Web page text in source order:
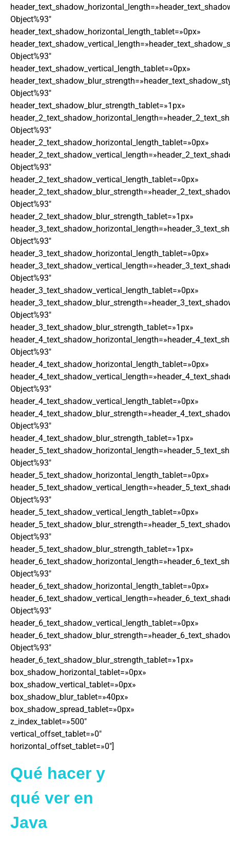
Object%93″
header_text_shadow_horizontal_length_tablet=»0px»
Object%93″
header_text_shadow_vertical_length_tablet=»0px»
Object%93″
header_text_shadow_blur_strength_tablet=»1px»
Object%93″
header_2_text_shadow_horizontal_length_tablet=»0px»
Object%93″
header_2_text_shadow_vertical_length_tablet=»0px»
Object%93″
header_2_text_shadow_blur_strength_tablet=»1px»
Object%93″
header_3_text_shadow_horizontal_length_tablet=»0px»
Object%93″
header_3_text_shadow_vertical_length_tablet=»0px»
Object%93″
header_3_text_shadow_blur_strength_tablet=»1px»
Object%93″
header_4_text_shadow_horizontal_length_tablet=»0px»
Object%93″
header_4_text_shadow_vertical_length_tablet=»0px»
Object%93″
header_4_text_shadow_blur_strength_tablet=»1px»
Object%93″
header_5_text_shadow_horizontal_length_tablet=»0px»
Object%93″
header_5_text_shadow_vertical_length_tablet=»0px»
Object%93″
header_5_text_shadow_blur_strength_tablet=»1px»
Object%93″
header_6_text_shadow_horizontal_length_tablet=»0px»
Object%93″
header_6_text_shadow_vertical_length_tablet=»0px»
Object%93″
header_6_text_shadow_blur_strength_tablet=»1px»
box_shadow_horizontal_tablet=»0px»
box_shadow_vertical_tablet=»0px»
box_shadow_blur_tablet=»40px»
box_shadow_spread_tablet=»0px»
z_index_tablet=»500″
vertical_offset_tablet=»0″
horizontal_offset_tablet=»0″]
Qué hacer y
qué ver en
Java